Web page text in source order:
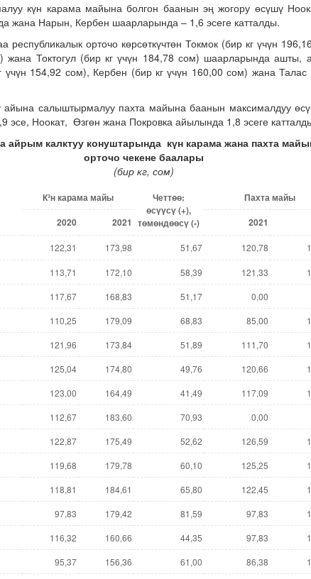
күн карама майына болгон баанын эң жогору өсүшү
жана Нарын, Кербен шаарларында – 1,6 эсеге катталды.
республикалык орточо көрсөткүчтөн Токмок (бир кг үчүн
жана Токтогул (бир кг үчүн 184,78 сом) шаарларында ашты,
үчүн 154,92 сом), Кербен (бир кг үчүн 160,00 сом) жана Талас
салыштырмалуу пахта майына баанын максималдуу
эсе, Ноокат, Өзгөн жана Покровка айылында 1,8 эсеге
айрым калктуу конуштарында күн карама жана пахта
орточо чекене баалары
(бир кг, сом)
К³н карама майы Четтөө:
өсүүсү(+),
төмөндөөсү(-)
Пахта майы
2020 2021 2021
122,31 173,98 51,67 120,78
113,71 172,10 58,39 121,33
117,67 168,83 51,17 0,00
110,25 179,09 68,83 85,00
121,96 173,84 51,89 111,70
125,04 174,80 49,76 120,66
123,00 164,49 41,49 117,09
112,67 183,60 70,93 0,00
122,87 175,49 52,62 126,59
119,68 179,78 60,10 125,25
118,81 184,61 65,80 122,45
97,83 179,42 81,59 97,83
116,32 160,66 44,35 97,83
95,37 156,36 61,00 86,38